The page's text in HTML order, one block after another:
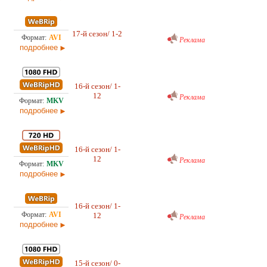
подробнее
17-й сезон/ 1-2
Реклама
подробнее
16-й сезон/ 1-
12
Реклама
подробнее
16-й сезон/ 1-
12
Реклама
подробнее
16-й сезон/ 1-
12
Реклама
15-й сезон/ 0-